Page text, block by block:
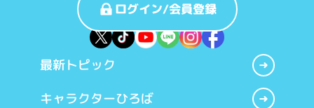
ログイン/会員登録
最新トピック
キャラクターひろば